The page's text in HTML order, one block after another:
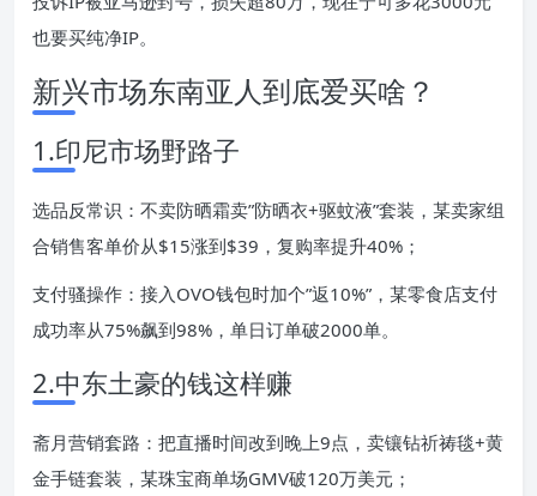
也要买纯净IP。
新兴市场东南亚人到底爱买啥？
1.印尼市场野路子
选品反常识：不卖防晒霜卖”防晒衣+驱蚊液”套装，某卖家组
合销售客单价从$15涨到$39，复购率提升40%；
支付骚操作：接入OVO钱包时加个”返10%”，某零食店支付
成功率从75%飙到98%，单日订单破2000单。
2.中东土豪的钱这样赚
斋月营销套路：把直播时间改到晚上9点，卖镶钻祈祷毯+黄
金手链套装，某珠宝商单场GMV破120万美元；